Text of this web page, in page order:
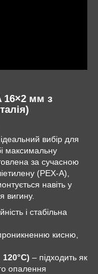
16×2 мм з
вибір для
максимальну
за сучасною
(PEX-A),
навіть у
вигину.
і стабільна
кисню,
– підходить як
опалення